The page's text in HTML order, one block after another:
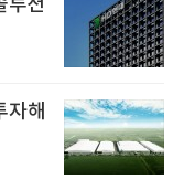
루션
자해